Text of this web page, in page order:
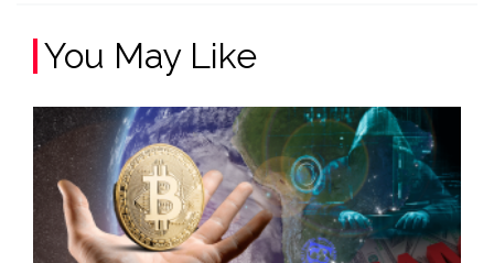
You May Like